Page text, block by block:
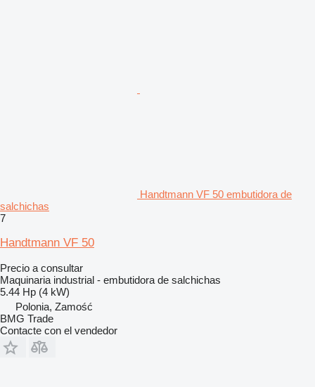
Handtmann VF 50 embutidora de
salchichas
7
Handtmann VF 50
Precio a consultar
Maquinaria industrial - embutidora de salchichas
5.44 Hp (4 kW)
Polonia, Zamość
BMG Trade
Contacte con el vendedor